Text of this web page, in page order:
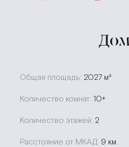
Дом
Общая площадь: 2027 м²
Количество комнат: 10+
Количество этажей: 2
Расстояние от МКАД: 9 км.